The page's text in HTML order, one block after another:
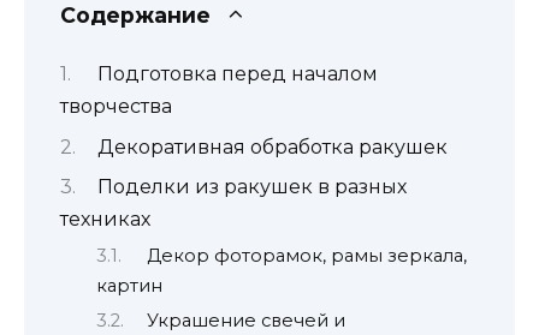
Содержание
Подготовка перед началом
творчества
Декоративная обработка ракушек
Поделки из ракушек в разных
техниках
Декор фоторамок, рамы зеркала,
картин
Украшение свечей и